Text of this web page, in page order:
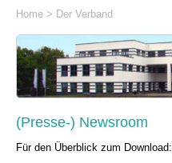
Home > Der Verband
(Presse-) Newsroom
Für den Überblick zum Download: